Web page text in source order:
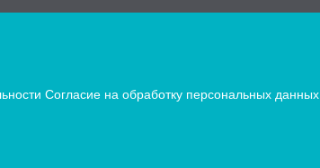
Согласие на обработку персональных данных